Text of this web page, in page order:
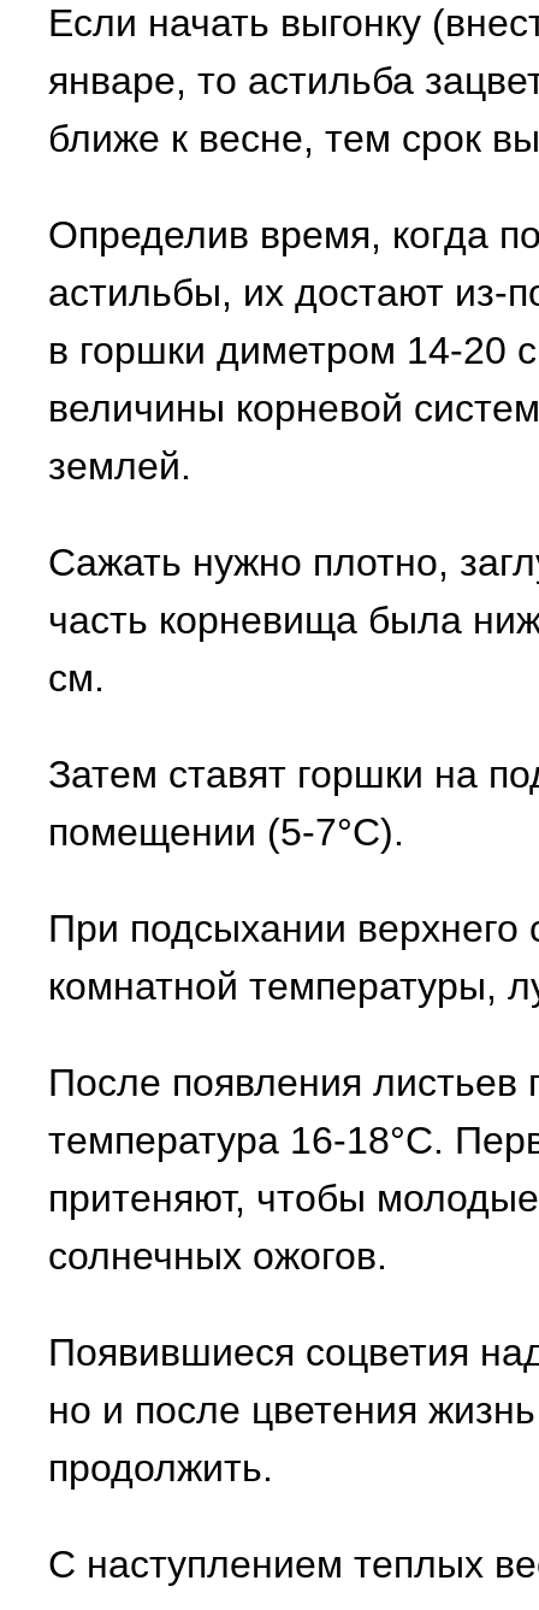
Если начать выгонку
январе, то астильба
ближе к весне, тем срок
Определив время, когда
астильбы, их достают из-
в горшки диметром 14-20
величины корневой
землей.
Сажать нужно плотно,
часть корневища была
см.
Затем ставят горшки на
помещении (5-7°С).
При подсыхании
комнатной температуры,
После появления листьев
температура 16-18°С.
притеняют, чтобы
солнечных ожогов.
Появившиеся соцветия
но и после цветения
продолжить.
С наступлением теплых